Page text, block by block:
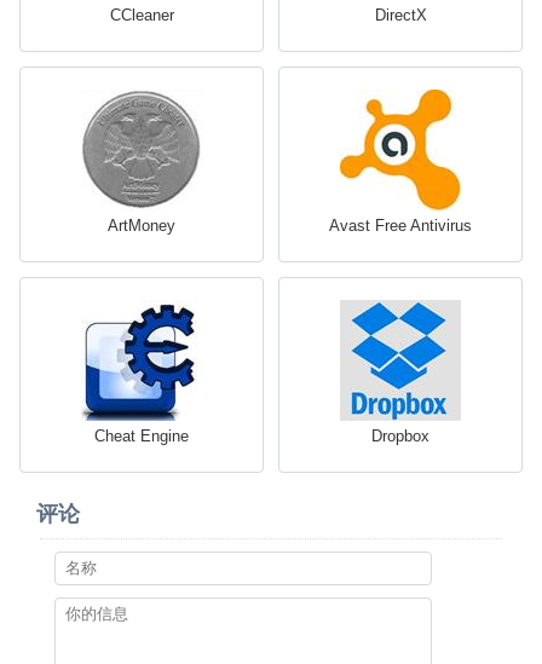
CCleaner DirectX
ArtMoney Avast Free Antivirus
Cheat Engine Dropbox
评论